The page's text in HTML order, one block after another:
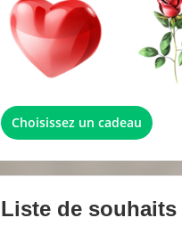
Choisissez un cadeau
Liste de souhaits